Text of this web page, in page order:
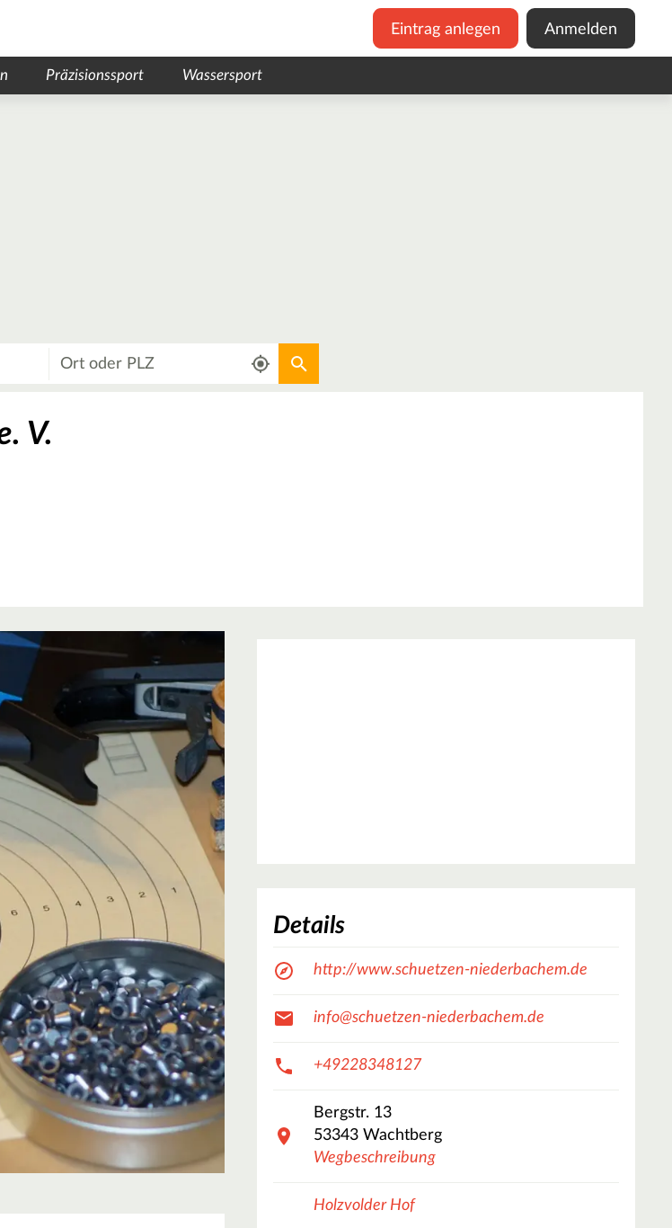
Eintrag anlegen Anmelden
Präzisionssport Wassersport
Aktuellen Standort verwenden
V.
Details
http://www.schuetzen-niederbachem.de
info@schuetzen-niederbachem.de
+49228348127
Bergstr. 13
53343 Wachtberg
Wegbeschreibung
Holzvolder Hof